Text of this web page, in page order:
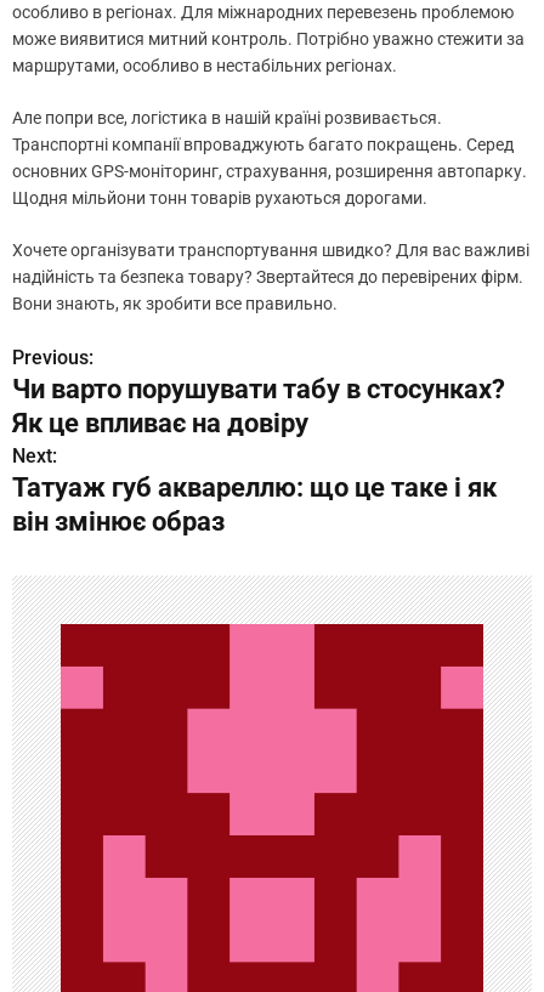
особливо в регіонах. Для міжнародних перевезень проблемою
може виявитися митний контроль. Потрібно уважно стежити за
маршрутами, особливо в нестабільних регіонах.
Але попри все, логістика в нашій країні розвивається.
Транспортні компанії впроваджують багато покращень. Серед
основних GPS-моніторинг, страхування, розширення автопарку.
Щодня мільйони тонн товарів рухаються дорогами.
Хочете організувати транспортування швидко? Для вас важливі
надійність та безпека товару? Звертайтеся до перевірених фірм.
Вони знають, як зробити все правильно.
Н
а
в
и
а
ц
и
я
п
о
з
а
п
Previous:
Чи варто порушувати табу в стосунках?
Як це впливає на довіру
Next:
Татуаж губ аквареллю: що це таке і як
він змінює образ